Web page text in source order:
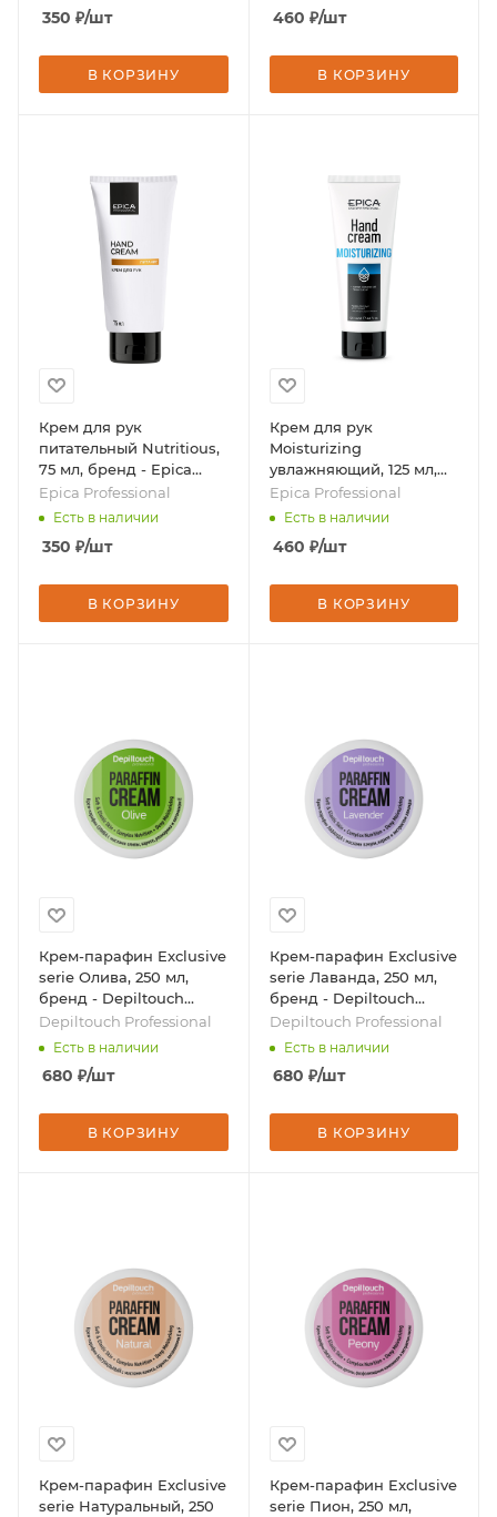
350 ₽/шт
В КОРЗИНУ
бренд - Epica
460 ₽/шт
В КОРЗИНУ
Крем для рук
питательный Nutritious,
75 мл, бренд - Epica
Professional
Epica Professional
Есть в наличии
350 ₽/шт
В КОРЗИНУ
Крем для рук
Moisturizing
увлажняющий, 125 мл,
бренд - Epica
Professional
Epica Professional
Есть в наличии
460 ₽/шт
В КОРЗИНУ
Крем-парафин Exclusive
serie Олива, 250 мл,
бренд - Depiltouch
Professional
Depiltouch Professional
Есть в наличии
680 ₽/шт
В КОРЗИНУ
Крем-парафин Exclusive
serie Лаванда, 250 мл,
бренд - Depiltouch
Professional
Depiltouch Professional
Есть в наличии
680 ₽/шт
В КОРЗИНУ
Крем-парафин Exclusive
serie Натуральный, 250
Крем-парафин Exclusive
serie Пион, 250 мл,